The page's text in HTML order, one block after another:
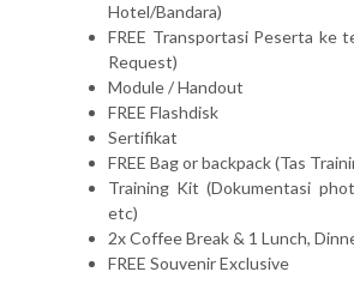
Hotel/Bandara)
FREE Transportasi Peserta ke
Request)
Module / Handout
FREE Flashdisk
Sertifikat
FREE Bag or backpack (Tas
Training Kit (Dokumentasi
etc)
2x Coffee Break & 1 Lunch,
FREE Souvenir Exclusive